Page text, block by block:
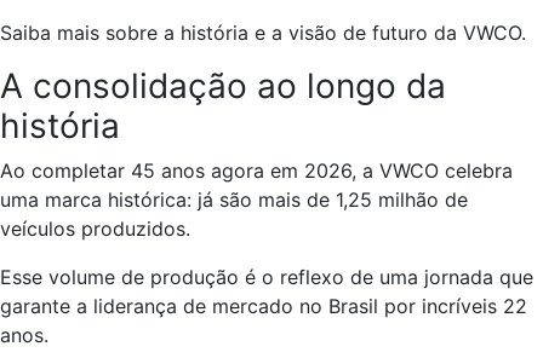
Saiba mais sobre a história e a visão de futuro da VWCO.
A consolidação ao longo da
história
Ao completar 45 anos agora em 2026, a VWCO celebra
uma marca histórica: já são mais de 1,25 milhão de
veículos produzidos.
Esse volume de produção é o reflexo de uma jornada que
garante a liderança de mercado no Brasil por incríveis 22
anos.